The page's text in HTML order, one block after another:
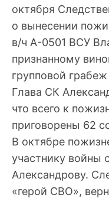
октября
о вынесении
в/ч A-0501 ВСУ
признанному
групповой
Глава СК
что всего к
приговорены 62
В октябре
участнику войны
Александрову.
«герой СВО»,